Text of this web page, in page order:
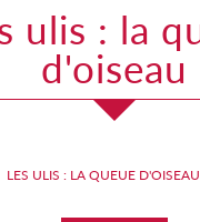
d'oiseau
LES ULIS : LA QUEUE D'OISEAU